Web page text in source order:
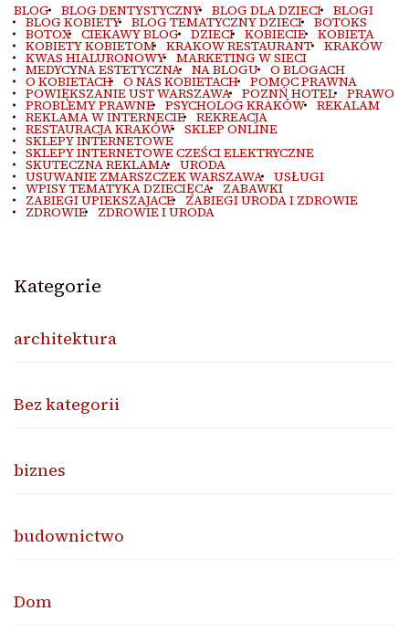
BLOG BLOG DENTYSTYCZNY BLOG DLA DZIECI BLOGI
BLOG KOBIETY BLOG TEMATYCZNY DZIECI BOTOKS
BOTOX CIEKAWY BLOG DZIECI KOBIECIE KOBIETA
KOBIETY KOBIETOM KRAKOW RESTAURANT KRAKÓW
KWAS HIALURONOWY MARKETING W SIECI
MEDYCYNA ESTETYCZNA NA BLOGU O BLOGACH
O KOBIETACH O NAS KOBIETACH POMOC PRAWNA
POWIĘKSZANIE UST WARSZAWA POZNŃ HOTEL PRAWO
PROBLEMY PRAWNE PSYCHOLOG KRAKÓW REKALAM
REKLAMA W INTERNECIE REKREACJA
RESTAURACJA KRAKÓW SKLEP ONLINE
SKLEPY INTERNETOWE
SKLEPY INTERNETOWE CZEŚCI ELEKTRYCZNE
SKUTECZNA REKLAMA URODA
USUWANIE ZMARSZCZEK WARSZAWA USŁUGI
WPISY TEMATYKA DZIECIĘCA ZABAWKI
ZABIEGI UPIEKSZAJACE ZABIEGI URODA I ZDROWIE
ZDROWIE ZDROWIE I URODA
Kategorie
architektura
Bez kategorii
biznes
budownictwo
Dom